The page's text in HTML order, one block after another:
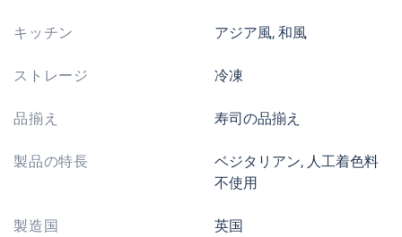
キッチン アジア風, 和風
ストレージ 冷凍
品揃え 寿司の品揃え
製品の特長
ベジタリアン, 人工着色料
不使用
製造国 英国